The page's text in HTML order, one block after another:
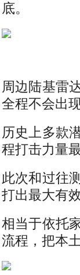
底。
周边陆基雷
全程不会出
历史上多款
程打击力量
此次和过往
打出最大有
相当于依托
流程，把本